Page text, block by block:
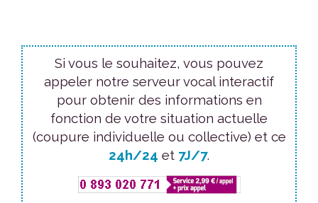
Si vous le souhaitez, vous pouvez
appeler notre serveur vocal interactif
pour obtenir des informations en
fonction de votre situation actuelle
(coupure individuelle ou collective) et ce
24h/24 et 7J/7.